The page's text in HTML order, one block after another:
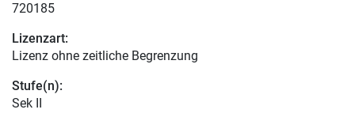
720185
Lizenzart:
Lizenz ohne zeitliche Begrenzung
Stufe(n):
Sek II